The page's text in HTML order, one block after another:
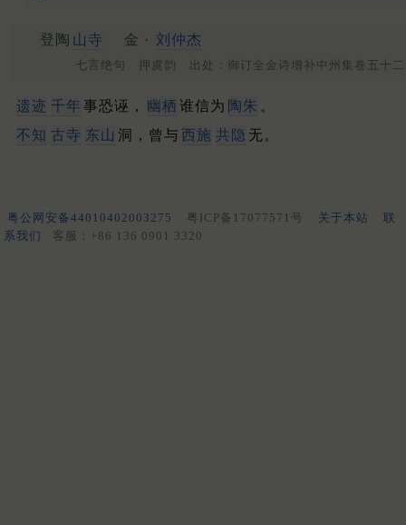
登陶 山寺 金 · 刘仲杰
七言绝句 押虞韵 出处：御订全金诗增补中州集卷五十二
遗迹 千年 事恐诬， 幽栖 谁信为 陶朱 。
不知 古寺 东山 洞，曾与 西施 共隐 无。
粤公网安备44010402003275 粤ICP备17077571号 关于本站
联
系我们
客服：+86 136 0901 3320